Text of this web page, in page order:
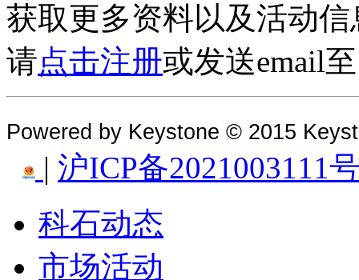
获取更多资料以及活动信
请点击注册或发送email
Powered by Keystone © 2015
| 沪ICP备2021003111
科石动态
市场活动